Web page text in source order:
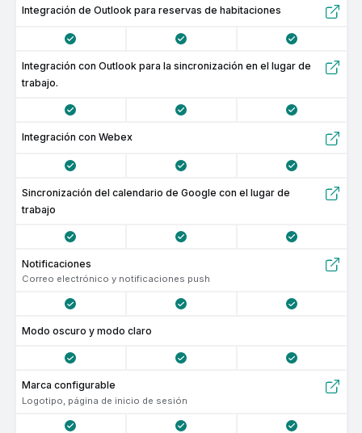
Integración de Outlook para reservas de habitaciones
Integración con Outlook para la sincronización en el lugar de
trabajo.
Integración con Webex
Sincronización del calendario de Google con el lugar de
trabajo
Notificaciones
Correo electrónico y notificaciones push
Modo oscuro y modo claro
Marca configurable
Logotipo, página de inicio de sesión